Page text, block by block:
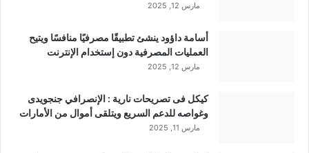
مارس 12, 2025
أسامة داؤود ينشئ تطبيقًا مصرفيًا منافسًا ويتيح
العمليات المصرفية دون إستخدام الإنترنت
مارس 12, 2025
كيكل فى تصريحات نارية : الإنصرافي جنجويدى
وغواصه للدعم السريع ويتلقى أموال من الأمارات
مارس 11, 2025